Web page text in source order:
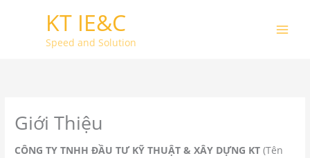
KT IE&C
Speed and Solution
Giới Thiệu
CÔNG TY TNHH ĐẦU TƯ KỸ THUẬT & XÂY DỰNG KT (Tên